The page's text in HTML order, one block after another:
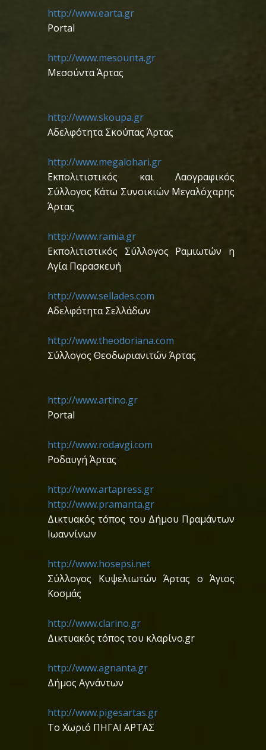
http://www.earta.gr
Portal
http://www.mesounta.gr
Μεσούντα Άρτας
http://www.skoupa.gr
Αδελφότητα Σκούπας Άρτας
http://www.megalohari.gr
Εκπολιτιστικός και Λαογραφικός
Σύλλογος Κάτω Συνοικιών Μεγαλόχαρης
Άρτας
http://www.ramia.gr
Εκπολιτιστικός Σύλλογος Ραμιωτών η
Αγία Παρασκευή
http://www.sellades.com
Αδελφότητα Σελλάδων
http://www.theodoriana.com
Σύλλογος Θεοδωριανιτών Άρτας
http://www.artino.gr
Portal
http://www.rodavgi.com
Ροδαυγή Άρτας
http://www.artapress.gr
http://www.pramanta.gr
Δικτυακός τόπος του Δήμου Πραμάντων
Ιωαννίνων
http://www.hosepsi.net
Σύλλογος Κυψελιωτών Άρτας ο Άγιος
Κοσμάς
http://www.clarino.gr
Δικτυακός τόπος του κλαρίνο.gr
http://www.agnanta.gr
Δήμος Αγνάντων
http://www.pigesartas.gr
Το Χωριό ΠΗΓΑΙ ΑΡΤΑΣ